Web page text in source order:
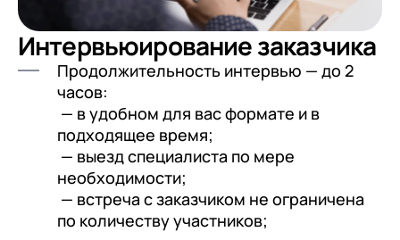
Интервьюирование заказчика
Продолжительность интервью — до 2
часов:
— в удобном для вас формате и в
подходящее время;
— выезд специалиста по мере
необходимости;
— встреча с заказчиком не ограничена
по количеству участников;